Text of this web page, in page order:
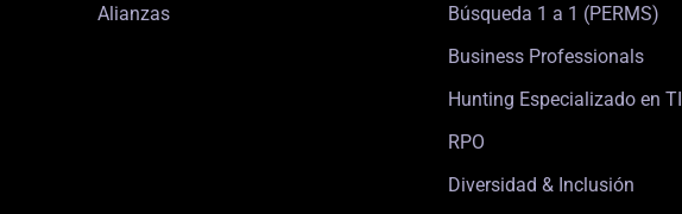
Alianzas
Búsqueda 1 a 1 (PERMS)
Business Professionals
Hunting Especializado en TI
RPO
Diversidad & Inclusión